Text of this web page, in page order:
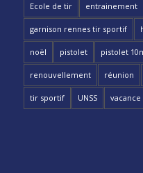
Ecole de tir entrainement
garnison rennes tir sportif
noël pistolet pistolet
renouvellement réunion
tir sportif UNSS vacance